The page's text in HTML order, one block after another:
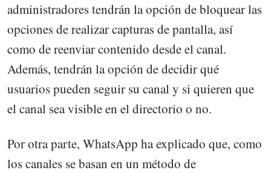
administradores tendrán la opción de bloquear las
opciones de realizar capturas de pantalla, así
como de reenviar contenido desde el canal.
Además, tendrán la opción de decidir qué
usuarios pueden seguir su canal y si quieren que
el canal sea visible en el directorio o no.
Por otra parte, WhatsApp ha explicado que, como
los canales se basan en un método de